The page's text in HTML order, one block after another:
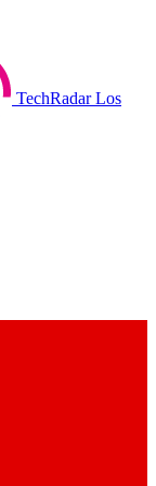
TechRadar Los